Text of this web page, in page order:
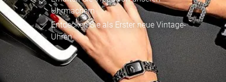
Uhrmachern
Entdecken Sie als Erster neue Vintage-
Uhren